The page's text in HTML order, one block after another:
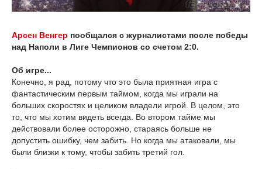
Арсен Венгер пообщался с журналистами после победы
над Наполи в Лиге Чемпионов со счетом 2:0.
Об игре...
Конечно, я рад, потому что это была приятная игра с
фантастическим первым таймом, когда мы играли на
больших скоростях и целиком владели игрой. В целом, это
то, что мы хотим видеть всегда. Во втором тайме мы
действовали более осторожно, стараясь больше не
допустить ошибку, чем забить. Но когда мы атаковали, мы
были близки к тому, чтобы забить третий гол.